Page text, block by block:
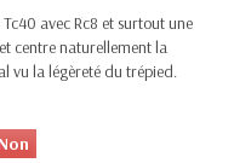
avec Rc8 et surtout une
centre naturellement la
vu la légèreté du trépied.